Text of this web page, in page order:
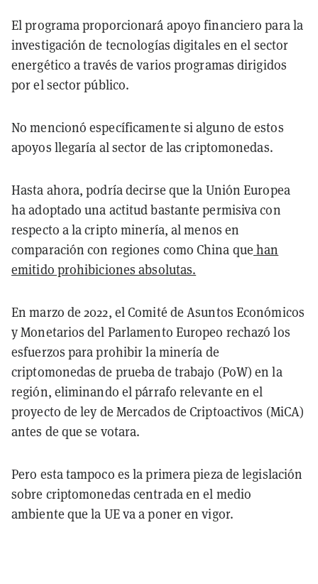
El programa proporcionará apoyo financiero para la
investigación de tecnologías digitales en el sector
energético a través de varios programas dirigidos
por el sector público.
No mencionó específicamente si alguno de estos
apoyos llegaría al sector de las criptomonedas.
Hasta ahora, podría decirse que la Unión Europea
ha adoptado una actitud bastante permisiva con
respecto a la cripto minería, al menos en
comparación con regiones como China que han
emitido prohibiciones absolutas.
En marzo de 2022, el Comité de Asuntos Económicos
y Monetarios del Parlamento Europeo rechazó los
esfuerzos para prohibir la minería de
criptomonedas de prueba de trabajo (PoW) en la
región, eliminando el párrafo relevante en el
proyecto de ley de Mercados de Criptoactivos (MiCA)
antes de que se votara.
Pero esta tampoco es la primera pieza de legislación
sobre criptomonedas centrada en el medio
ambiente que la UE va a poner en vigor.